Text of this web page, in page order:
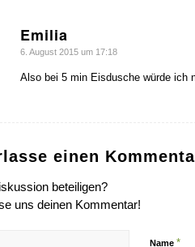
Emilia
sagte:
6. August 2015 um 17:18
Also bei 5 min Eisdusche würde ich
einen
beteiligen?
uns deinen Kommentar!
Name *